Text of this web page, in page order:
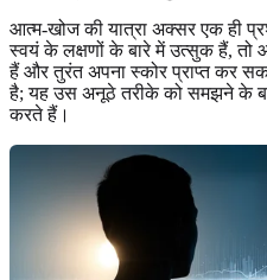
आत्म-खोज की यात्रा अक्सर एक ही
स्वयं के लक्षणों के बारे में उत्सुक हैं, तो
हैं और तुरंत अपना स्कोर प्राप्त कर
है; यह उस अनूठे तरीके को समझने के
करते हैं।